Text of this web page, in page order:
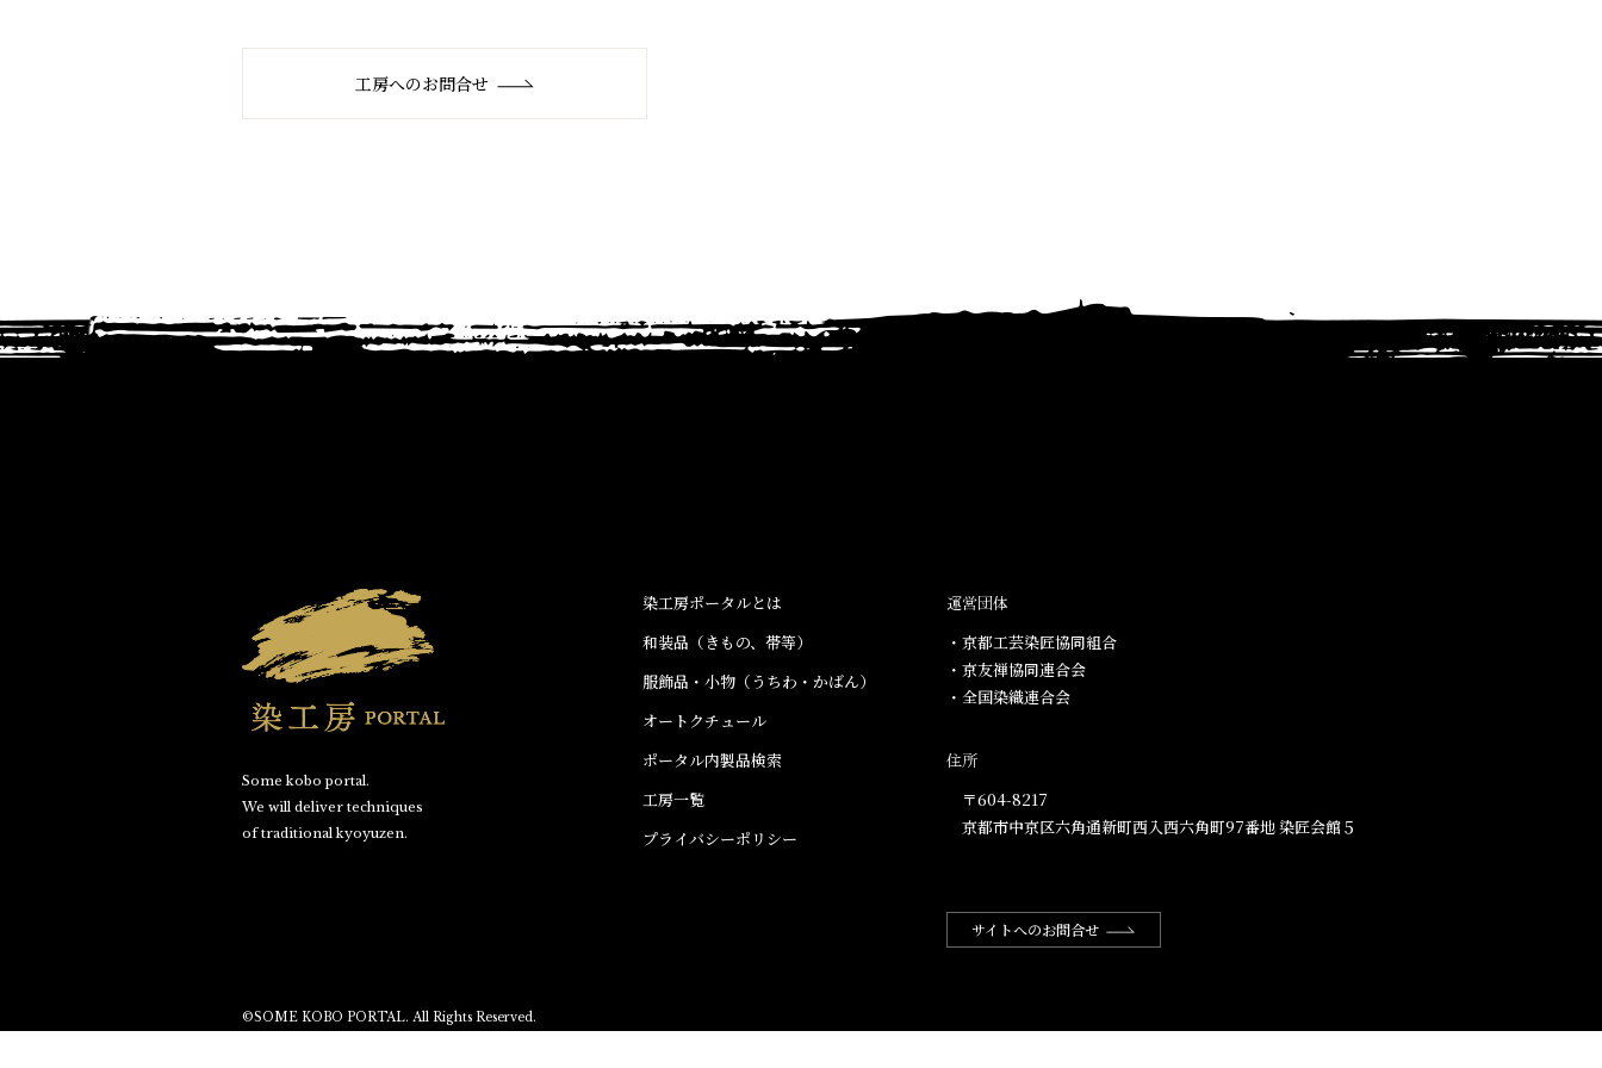
工房へのお問合せ
Some kobo portal.
We will deliver techniques
of traditional kyoyuzen.
染工房ポータルとは
和装品（きもの、帯等）​
服飾品・小物​（うちわ・かばん）
オートクチュール
ポータル内製品検索
工房一覧
プライバシーポリシー
運営団体
・京都工芸染匠協同組合​
・京友禅協同連合会
・全国染織連合会
住所
〒604-8217
京都市中京区六角通新町西入西六角町97番地​ 染匠会館５
サイトへのお問合せ
©SOME KOBO PORTAL. All Rights Reserved.